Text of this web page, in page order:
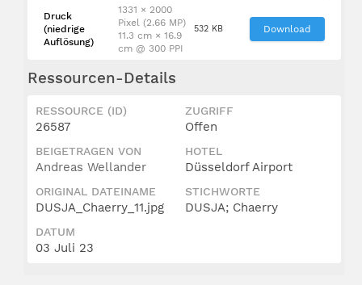
Druck
(niedrige
Auflösung)
1331 × 2000
Pixel (2.66 MP)
11.3 cm × 16.9
cm @ 300 PPI
532 KB Download
Ressourcen-Details
RESSOURCE (ID)
26587
ZUGRIFF
Offen
BEIGETRAGEN VON
Andreas Wellander
HOTEL
Düsseldorf Airport
ORIGINAL DATEINAME
DUSJA_Chaerry_11.jpg
STICHWORTE
DUSJA; Chaerry
DATUM
03 Juli 23